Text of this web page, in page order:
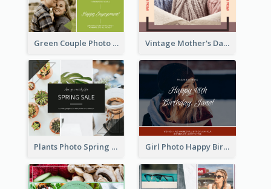
Green Couple Photo Happy Engagement Facebook Post Vintage Mother's Day Special Offer Facebook Post Design
Plants Photo Spring Sale Facebook Post Girl Photo Happy Birthday Facebook Post